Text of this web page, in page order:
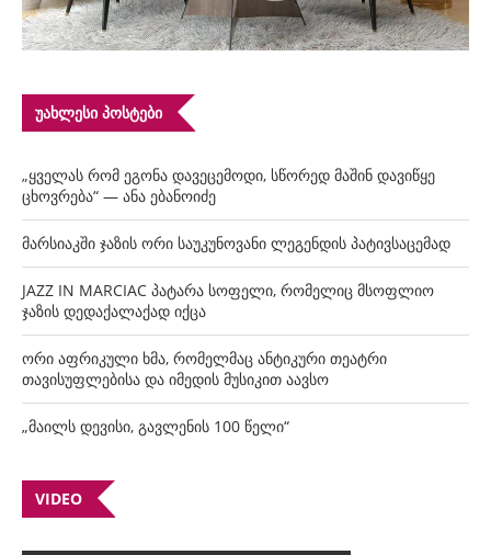
ᲣᲐᲮᲚᲔᲡᲘ ᲞᲝᲡᲢᲔᲑᲘ
„ყველას რომ ეგონა დავეცემოდი, სწორედ მაშინ დავიწყე
ცხოვრება“ — ანა ებანოიძე
მარსიაკში ჯაზის ორი საუკუნოვანი ლეგენდის პატივსაცემად
JAZZ IN MARCIAC პატარა სოფელი, რომელიც მსოფლიო
ჯაზის დედაქალაქად იქცა
ორი აფრიკული ხმა, რომელმაც ანტიკური თეატრი
თავისუფლებისა და იმედის მუსიკით აავსო
„მაილს დევისი, გავლენის 100 წელი“
VIDEO